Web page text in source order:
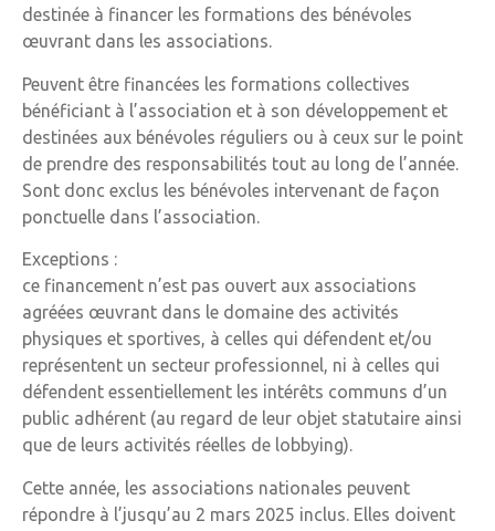
destinée à financer les formations des bénévoles
œuvrant dans les associations.
Peuvent être financées les formations collectives
bénéficiant à l’association et à son développement et
destinées aux bénévoles réguliers ou à ceux sur le point
de prendre des responsabilités tout au long de l’année.
Sont donc exclus les bénévoles intervenant de façon
ponctuelle dans l’association.
Exceptions :
ce financement n’est pas ouvert aux associations
agréées œuvrant dans le domaine des activités
physiques et sportives, à celles qui défendent et/ou
représentent un secteur professionnel, ni à celles qui
défendent essentiellement les intérêts communs d’un
public adhérent (au regard de leur objet statutaire ainsi
que de leurs activités réelles de lobbying).
Cette année, les associations nationales peuvent
répondre à l’jusqu’au 2 mars 2025 inclus. Elles doivent